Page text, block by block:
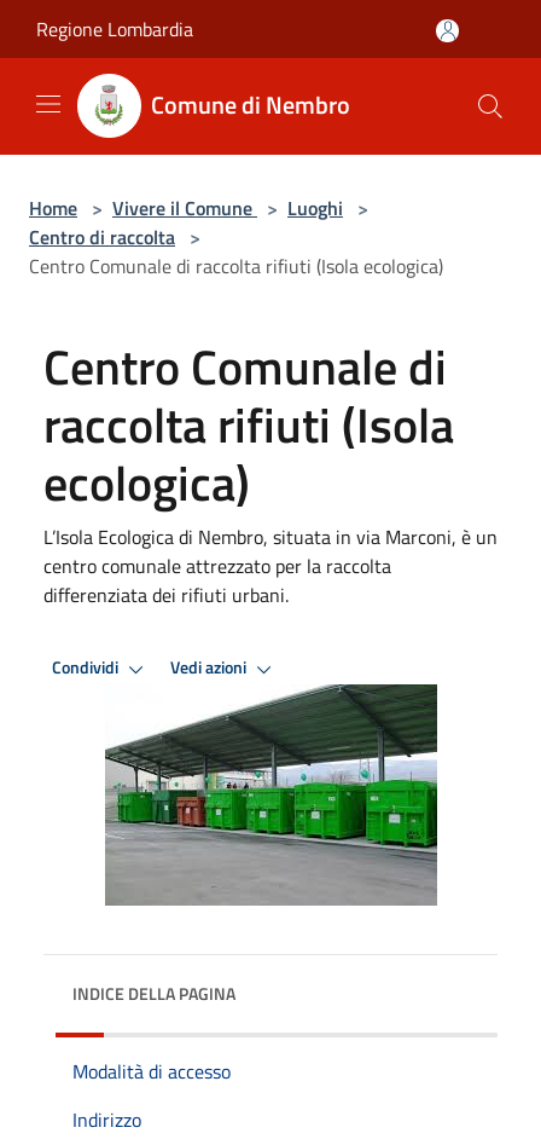
Regione Lombardia
Comune di Nembro
Home > Vivere il Comune > Luoghi >
Centro di raccolta >
Centro Comunale di raccolta rifiuti (Isola ecologica)
Centro Comunale di
raccolta rifiuti (Isola
ecologica)
L’Isola Ecologica di Nembro, situata in via Marconi, è un
centro comunale attrezzato per la raccolta
differenziata dei rifiuti urbani.
Condividi Vedi azioni
INDICE DELLA PAGINA
Modalità di accesso
Indirizzo